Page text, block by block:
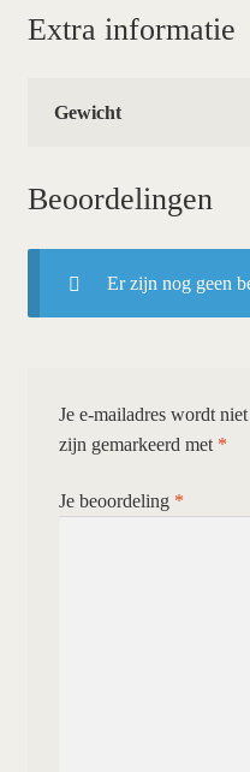
Extra informatie
Gewicht
Beoordelingen
Er zijn nog geen
Je e-mailadres wordt
zijn gemarkeerd met *
Je beoordeling *